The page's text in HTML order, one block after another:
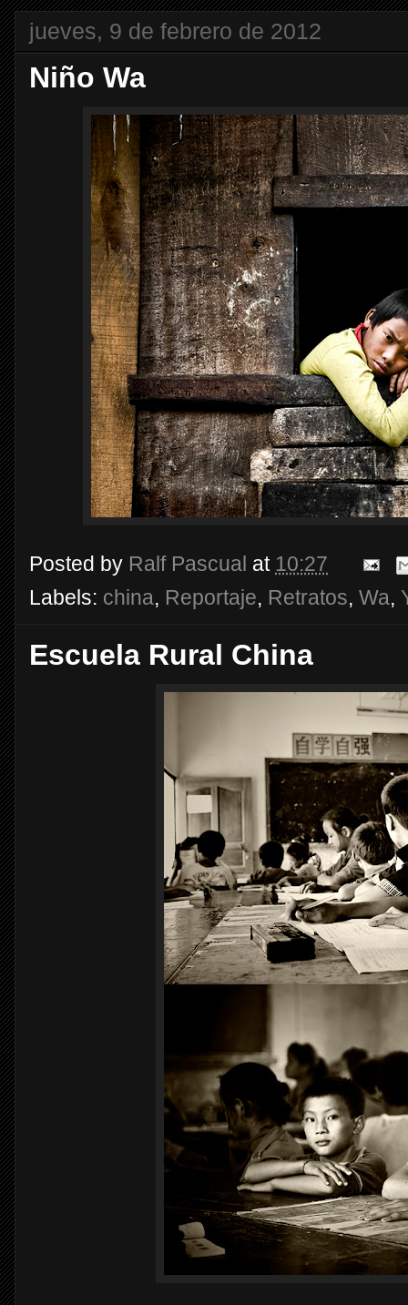
jueves, 9 de febrero de 2012
Niño Wa
Posted by Ralf Pascual at 10:27
Labels: china, Reportaje, Retratos, Wa,
Escuela Rural China